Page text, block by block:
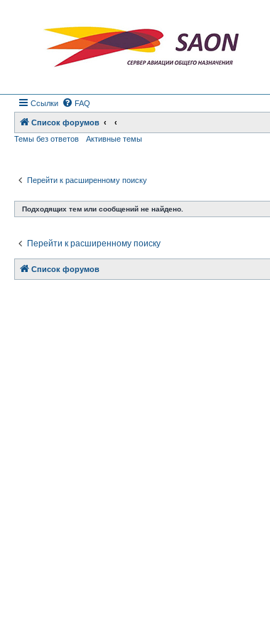
Ссылки FAQ
Список форумов
Темы без ответов
Активные темы
Перейти к расширенному поиску
Подходящих тем или сообщений не найдено.
Перейти к расширенному поиску
Список форумов